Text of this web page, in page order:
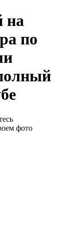
на
по
фото